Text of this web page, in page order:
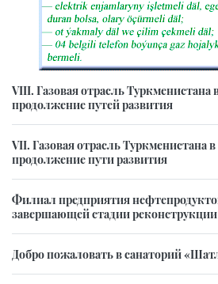
VIII. Газовая отрасль Туркменистана
продолжение путей развития
VII. Газовая отрасль Туркменистана
продолжение пути развития
Филиал предприятия
завершающей стадии реконструкции
Добро пожаловать в санаторий